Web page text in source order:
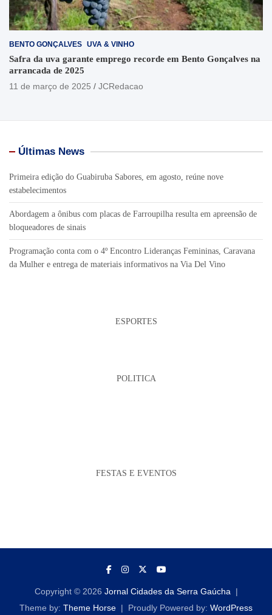
BENTO GONÇALVES UVA & VINHO
Safra da uva garante emprego recorde em Bento Gonçalves na
arrancada de 2025
11 de março de 2025
JCRedacao
Últimas News
Primeira edição do Guabiruba Sabores, em agosto, reúne nove
estabelecimentos
Abordagem a ônibus com placas de Farroupilha resulta em apreensão de
bloqueadores de sinais
Programação conta com o 4º Encontro Lideranças Femininas, Caravana
da Mulher e entrega de materiais informativos na Via Del Vino
ESPORTES
POLITICA
FESTAS E EVENTOS
Copyright © 2026 Jornal Cidades da Serra Gaúcha
Theme by: Theme Horse Proudly Powered by: WordPress